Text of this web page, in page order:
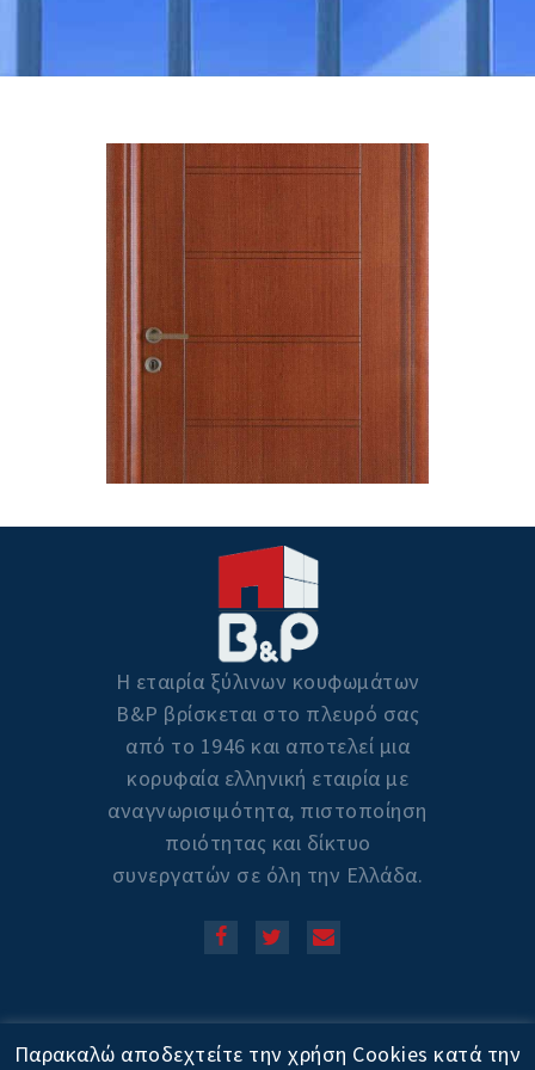
Η εταιρία ξύλινων κουφωμάτων
Β&P βρίσκεται στο πλευρό σας
από το 1946 και αποτελεί μια
κορυφαία ελληνική εταιρία με
αναγνωρισιμότητα, πιστοποίηση
ποιότητας και δίκτυο
συνεργατών σε όλη την Ελλάδα.
Copyright © 2020! All Rights
Παρακαλώ αποδεχτείτε την χρήση Cookies κατά την